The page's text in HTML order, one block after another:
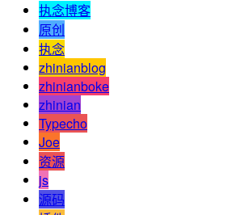
执念博客
原创
执念
zhinianblog
zhinianboke
zhinian
Typecho
Joe
资源
js
源码